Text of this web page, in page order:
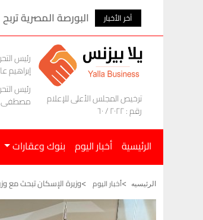
آخر الأخبار البورصة المصرية تربح 167 مليار جنيه خلال الأسبوع الماضى
ترخيص المجلس الأعلى للإعلام
رقم : ٢٠٢٢ / ٦٠
رئيس
إبراهيم
رئيس
مصطفى
الرئيسية أخبار اليوم بنوك وعقارات
الرئيسيه أخبار اليوم وزيرة الإسكان تبحث مع